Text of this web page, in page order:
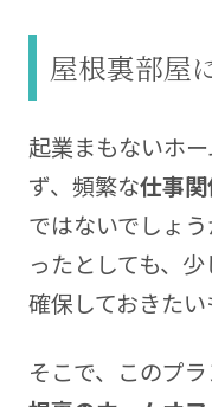
屋根裏部屋
起業まもないホ
ず、頻繁な仕事
ではないでしょ
ったとしても、
確保しておきたい
そこで、このプラ